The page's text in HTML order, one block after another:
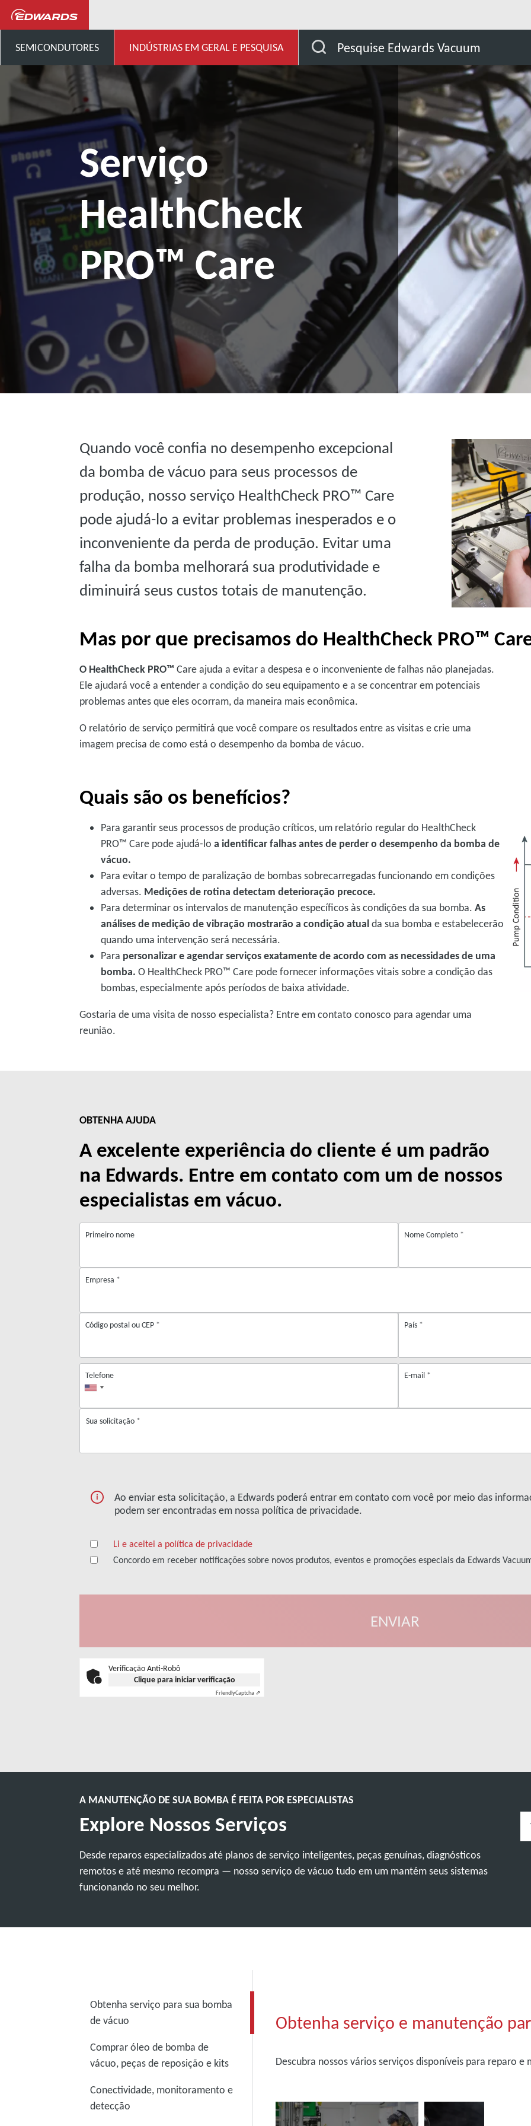
SEMICONDUTORES INDÚSTRIAS EM GERAL E PESQUISA Pesquise Edwards Vacuum
Serviço
HealthCheck
PRO™ Care
Quando você confia no desempenho excepcional
da bomba de vácuo para seus processos de
produção, nosso serviço HealthCheck PRO™ Care
pode ajudá-lo a evitar problemas inesperados e o
inconveniente da perda de produção. Evitar uma
falha da bomba melhorará sua produtividade e
diminuirá seus custos totais de manutenção.
Mas por que precisamos do HealthCheck PRO™
O HealthCheck PRO™ Care ajuda a evitar a despesa e o inconveniente de falhas não planejadas.
Ele ajudará você a entender a condição do seu equipamento e a se concentrar em potenciais
problemas antes que eles ocorram, da maneira mais econômica.
O relatório de serviço permitirá que você compare os resultados entre as visitas e crie uma
imagem precisa de como está o desempenho da bomba de vácuo.
Quais são os benefícios?
Para garantir seus processos de produção críticos, um relatório regular do HealthCheck
PRO™ Care pode ajudá-loa identificar falhas antes de perder o desempenho da bomba de
vácuo.
Para evitar o tempo de paralização de bombas sobrecarregadas funcionando em condições
adversas. Medições de rotina detectam deterioração precoce.
Para determinar os intervalos de manutenção específicos às condições da sua bomba.As
análises de medição de vibração mostrarão a condição atualda sua bomba e estabelecerão
quando uma intervenção será necessária.
Para personalizar e agendar serviços exatamente de acordo com as necessidades de uma
bomba. O HealthCheck PRO™ Care pode fornecer informações vitais sobre a condição das
bombas, especialmente após períodos de baixa atividade.
Gostaria de uma visita de nosso especialista? Entre em contato conosco para agendar uma
reunião.
OBTENHA AJUDA
A excelente experiência do cliente é um padrão
na Edwards. Entre em contato com um de nossos
especialistas em vácuo.
Primeiro nome Nome Completo *
Empresa *
Código postal ou CEP * País *
Telefone E-mail *
Sua solicitação *
Ao enviar esta solicitação, a Edwards poderá entrar em contato com você por meio das
podem ser encontradas em nossa política de privacidade.
Li e aceitei a política de privacidade
Concordo em receber notificações sobre novos produtos, eventos e promoções especiais da Edwards
Verificação Anti-Robô
Clique para iniciar verificação
FriendlyCaptcha ⇗
A MANUTENÇÃO DE SUA BOMBA É FEITA POR ESPECIALISTAS
Explore Nossos Serviços
Desde reparos especializados até planos de serviço inteligentes, peças genuínas, diagnósticos
remotos e até mesmo recompra — nosso serviço de vácuo tudo em um mantém seus sistemas
funcionando no seu melhor.
Obtenha serviço para sua bomba
de vácuo
Comprar óleo de bomba de
vácuo, peças de reposição e kits
Conectividade, monitoramento e
detecção
Obtenha serviço e manutenção
Descubra nossos vários serviços disponíveis para reparo